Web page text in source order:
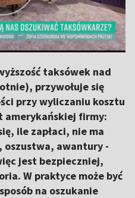
taksówek nad
przywołuje się
przy wyliczaniu kosztu
amerykańskiej firmy:
ile zapłaci, nie ma
oszustwa, awantury -
jest bezpieczniej,
W praktyce może być
na oszukanie